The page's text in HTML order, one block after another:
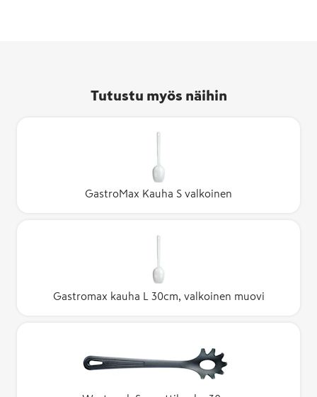
Tutustu myös näihin
GastroMax Kauha S valkoinen
Gastromax kauha L 30cm, valkoinen muovi